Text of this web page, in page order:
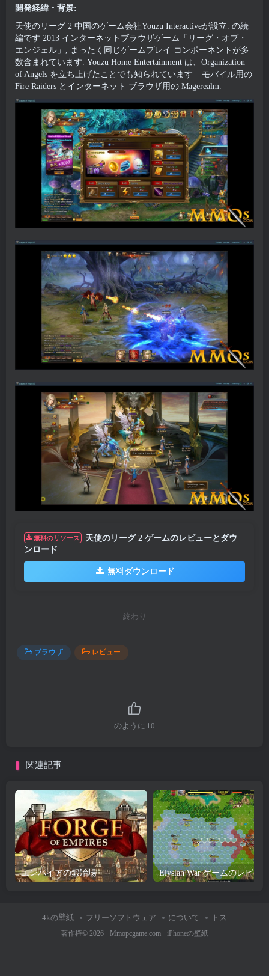
開発経緯・背景:
天使のリーグ 2 中国のゲーム会社Youzu Interactiveが設立. の続
編です 2013 インターネットブラウザゲーム「リーグ・オブ・
エンジェル」, まったく同じゲームプレイ コンポーネントが多
数含まれています. Youzu Home Entertainment は、Organization
of Angels を立ち上げたことでも知られています – モバイル用の
Fire Raiders とインターネット ブラウザ用の Magerealm.
無料のリソース
天使のリーグ 2 ゲームのレビューとダウ
ンロード
無料ダウンロード
終わり
ブラウザ レビュー
のように 10
関連記事
エンパイアの鍛冶場
4kの壁紙 フリーソフトウェア について トス
著作権© 2026 · Mmopcgame.com · iPhoneの壁紙